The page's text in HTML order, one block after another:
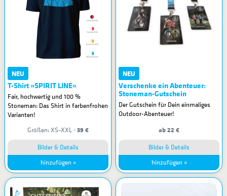
NEU
T-Shirt »SPIRIT LINE«
Fair, hochwertig und 100 %
Stoneman: Das Shirt in farbenfrohen
Varianten!
Größen: XS–XXL ·39 €
Bilder & Details
hinzufügen »
NEU
Verschenke ein Abenteuer:
Stoneman-Gutschein
Der Gutschein für Dein einmaliges
Outdoor-Abenteuer!
ab 22 €
Bilder & Details
hinzufügen »